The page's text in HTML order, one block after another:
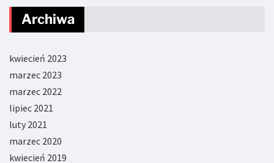
Archiwa
kwiecień 2023
marzec 2023
marzec 2022
lipiec 2021
luty 2021
marzec 2020
kwiecień 2019